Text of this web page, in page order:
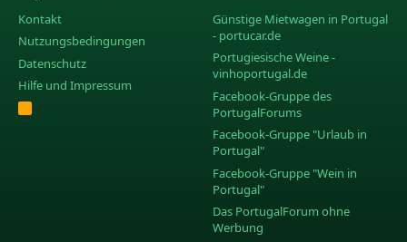
Kontakt
Nutzungsbedingungen
Datenschutz
Hilfe und Impressum
R
S
Günstige Mietwagen in Portugal
- portucar.de
Portugiesische Weine -
vinhoportugal.de
Facebook-Gruppe des
PortugalForums
Facebook-Gruppe "Urlaub in
Portugal"
Facebook-Gruppe "Wein in
Portugal"
Das PortugalForum ohne
Werbung